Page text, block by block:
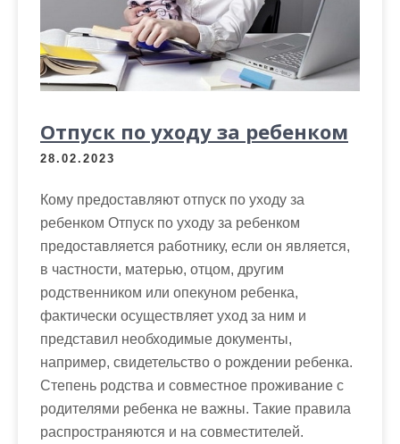
Отпуск по уходу за ребенком
28.02.2023
Кому предоставляют отпуск по уходу за
ребенком Отпуск по уходу за ребенком
предоставляется работнику, если он является,
в частности, матерью, отцом, другим
родственником или опекуном ребенка,
фактически осуществляет уход за ним и
представил необходимые документы,
например, свидетельство о рождении ребенка.
Степень родства и совместное проживание с
родителями ребенка не важны. Такие правила
распространяются и на совместителей.